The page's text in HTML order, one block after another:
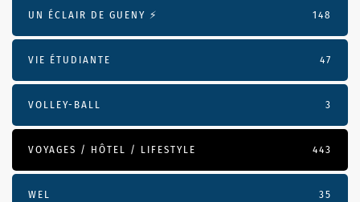
UN ÉCLAIR DE GUENY ⚡️ 148
VIE ÉTUDIANTE 47
VOLLEY-BALL 3
VOYAGES / HÔTEL / LIFESTYLE 443
WEL 35